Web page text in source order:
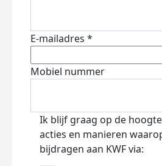
E-mailadres *
Mobiel nummer
Ik blijf graag op de
acties en manieren
bijdragen aan KWF via: